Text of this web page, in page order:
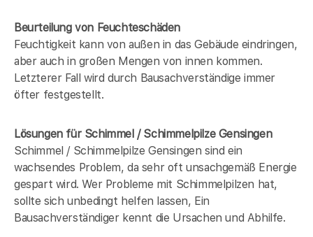
Beurteilung von Feuchteschäden
Feuchtigkeit kann von außen in das Gebäude eindringen,
aber auch in großen Mengen von innen kommen.
Letzterer Fall wird durch Bausachverständige immer
öfter festgestellt.
Lösungen für Schimmel / Schimmelpilze Gensingen
Schimmel / Schimmelpilze Gensingen sind ein
wachsendes Problem, da sehr oft unsachgemäß Energie
gespart wird. Wer Probleme mit Schimmelpilzen hat,
sollte sich unbedingt helfen lassen, Ein
Bausachverständiger kennt die Ursachen und Abhilfe.